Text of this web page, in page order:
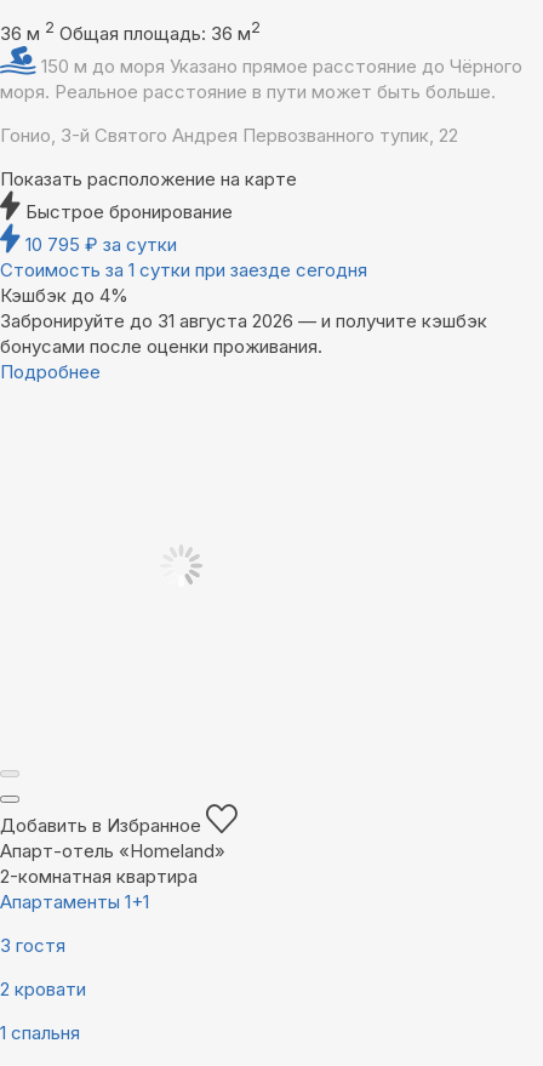
36 м 2 Общая площадь: 36 м2
150 м до моря Указано прямое расстояние до Чёрного
моря. Реальное расстояние в пути может быть больше.
Гонио, 3-й Святого Андрея Первозванного тупик, 22
Показать расположение на карте
Быстрое бронирование
10 795 ₽ за сутки
Стоимость за 1 сутки при заезде сегодня
Кэшбэк до 4%
Забронируйте до 31 августа 2026 — и получите кэшбэк
бонусами после оценки проживания.
Подробнее
Добавить в Избранное
Апарт-отель «Homeland»
2-комнатная квартира
Апартаменты 1+1
3 гостя
2 кровати
1 спальня